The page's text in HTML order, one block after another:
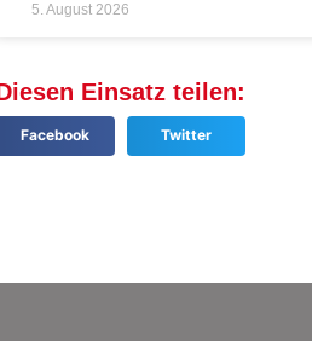
5. August 2026
Einsatz teilen:
Facebook Twitter